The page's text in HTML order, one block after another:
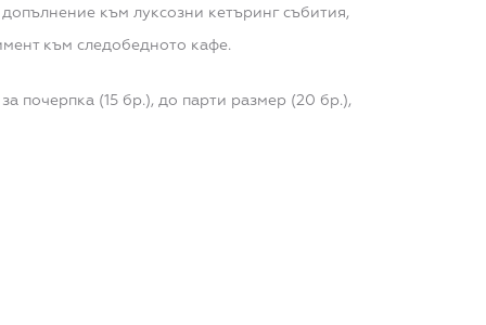
към луксозни кетъринг събития,
към следобедното кафе.
почерпка (15 бр.), до парти размер (20 бр.),